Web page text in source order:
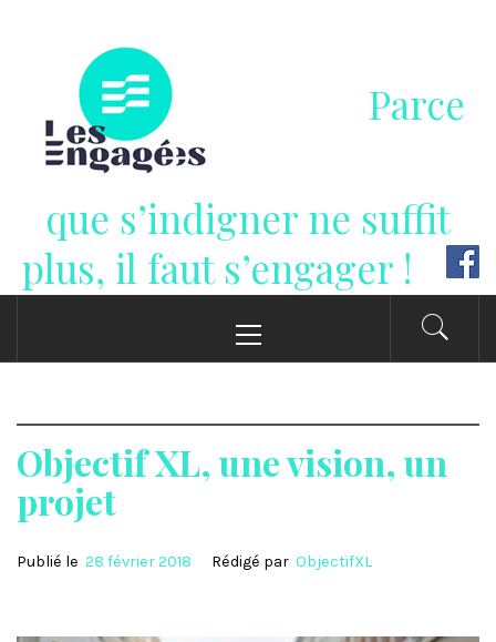
contenu
Parce
que s’indigner ne suffit
plus, il faut s’engager !
principal
Objectif XL, une vision, un
projet
Publié le 28 février 2018 Rédigé par ObjectifXL